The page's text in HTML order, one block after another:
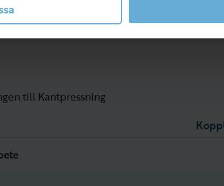
till Kantpressning